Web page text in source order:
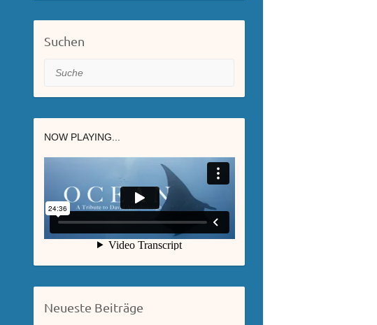
Suchen
Suche
NOW PLAYING...
Neueste Beiträge